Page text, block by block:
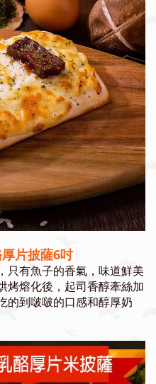
厚片披薩6吋
只有魚子的香氣， 味道鮮美
烤熔化後，起司香醇牽絲加
的到啵啵的口感和醇厚奶